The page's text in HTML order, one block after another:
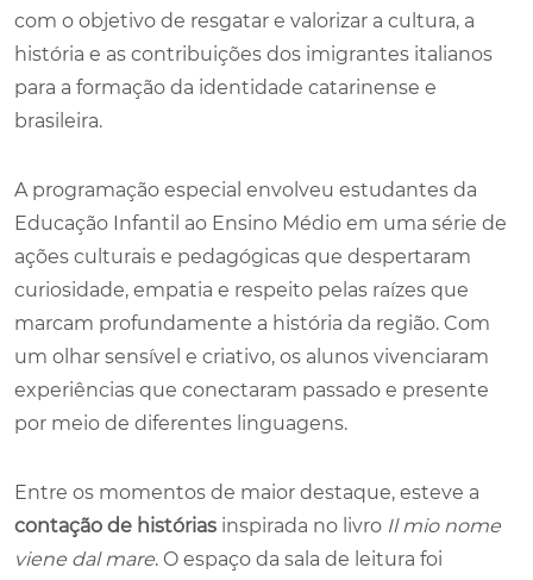
com o objetivo de resgatar e valorizar a cultura, a
história e as contribuições dos imigrantes italianos
para a formação da identidade catarinense e
brasileira.
A programação especial envolveu estudantes da
Educação Infantil ao Ensino Médio em uma série de
ações culturais e pedagógicas que despertaram
curiosidade, empatia e respeito pelas raízes que
marcam profundamente a história da região. Com
um olhar sensível e criativo, os alunos vivenciaram
experiências que conectaram passado e presente
por meio de diferentes linguagens.
Entre os momentos de maior destaque, esteve a
contação de histórias inspirada no livro Il mio nome
viene dal mare. O espaço da sala de leitura foi